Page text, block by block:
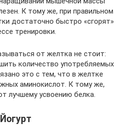
К тому же, при правильном
достаточно быстро «сгорят»
тренировки.
от желтка не стоит:
количество употребляемых
это с тем, что в желтке
аминокислот. К тому же,
лучшему усвоению белка.
Йогурт